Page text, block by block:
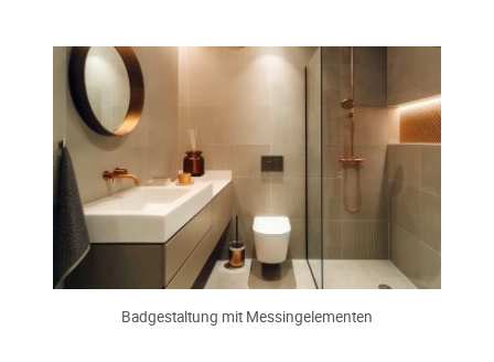
Badgestaltung mit Messingelementen